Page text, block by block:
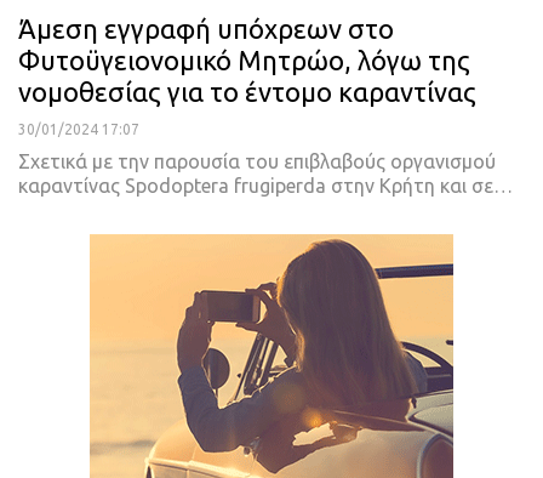
Άμεση εγγραφή υπόχρεων στο
Φυτοϋγειονομικό Μητρώο, λόγω της
νομοθεσίας για το έντομο καραντίνας
30/01/2024 17:07
Σχετικά με την παρουσία του επιβλαβούς οργανισμού
καραντίνας Spodoptera frugiperda στην Κρήτη και σε…